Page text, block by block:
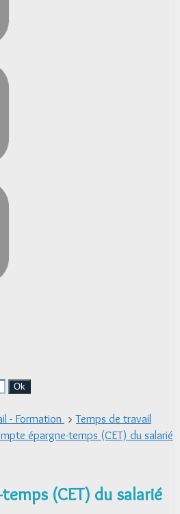
- Formation > Temps de travail
épargne-temps (CET) du salarié
(CET) du salarié